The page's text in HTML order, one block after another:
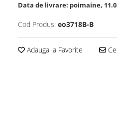
Data de livrare: poimaine,
Cod Produs: eo3718B-B
Adauga la Favorite